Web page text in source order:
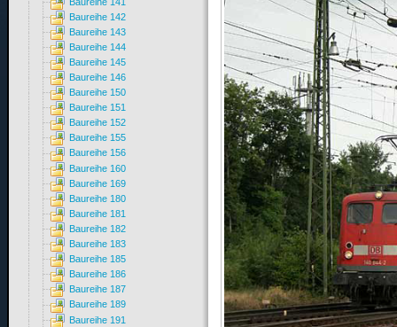
Baureihe 142
Baureihe 143
Baureihe 144
Baureihe 145
Baureihe 146
Baureihe 150
Baureihe 151
Baureihe 152
Baureihe 155
Baureihe 156
Baureihe 160
Baureihe 169
Baureihe 180
Baureihe 181
Baureihe 182
Baureihe 183
Baureihe 185
Baureihe 186
Baureihe 187
Baureihe 189
Baureihe 191